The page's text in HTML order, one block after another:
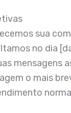
sua
no dia
mensagens
o mais